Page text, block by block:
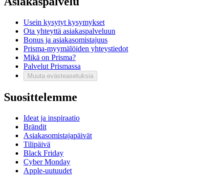
Usein kysytyt kysymykset
Ota yhteyttä asiakaspalveluun
Bonus ja asiakasomistajuus
Prisma-myymälöiden yhteystiedot
Mikä on Prisma?
Palvelut Prismassa
Muuta evästeasetuksia
Suosittelemme
Ideat ja inspiraatio
Brändit
Asiakasomistajapäivät
Tilipäivä
Black Friday
Cyber Monday
Apple-uutuudet